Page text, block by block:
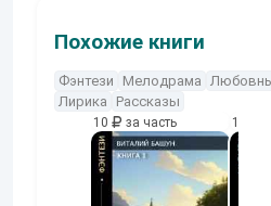
Похожие книги
Фэнтези Мелодрама
Лирика
Рассказы
10 за часть 10